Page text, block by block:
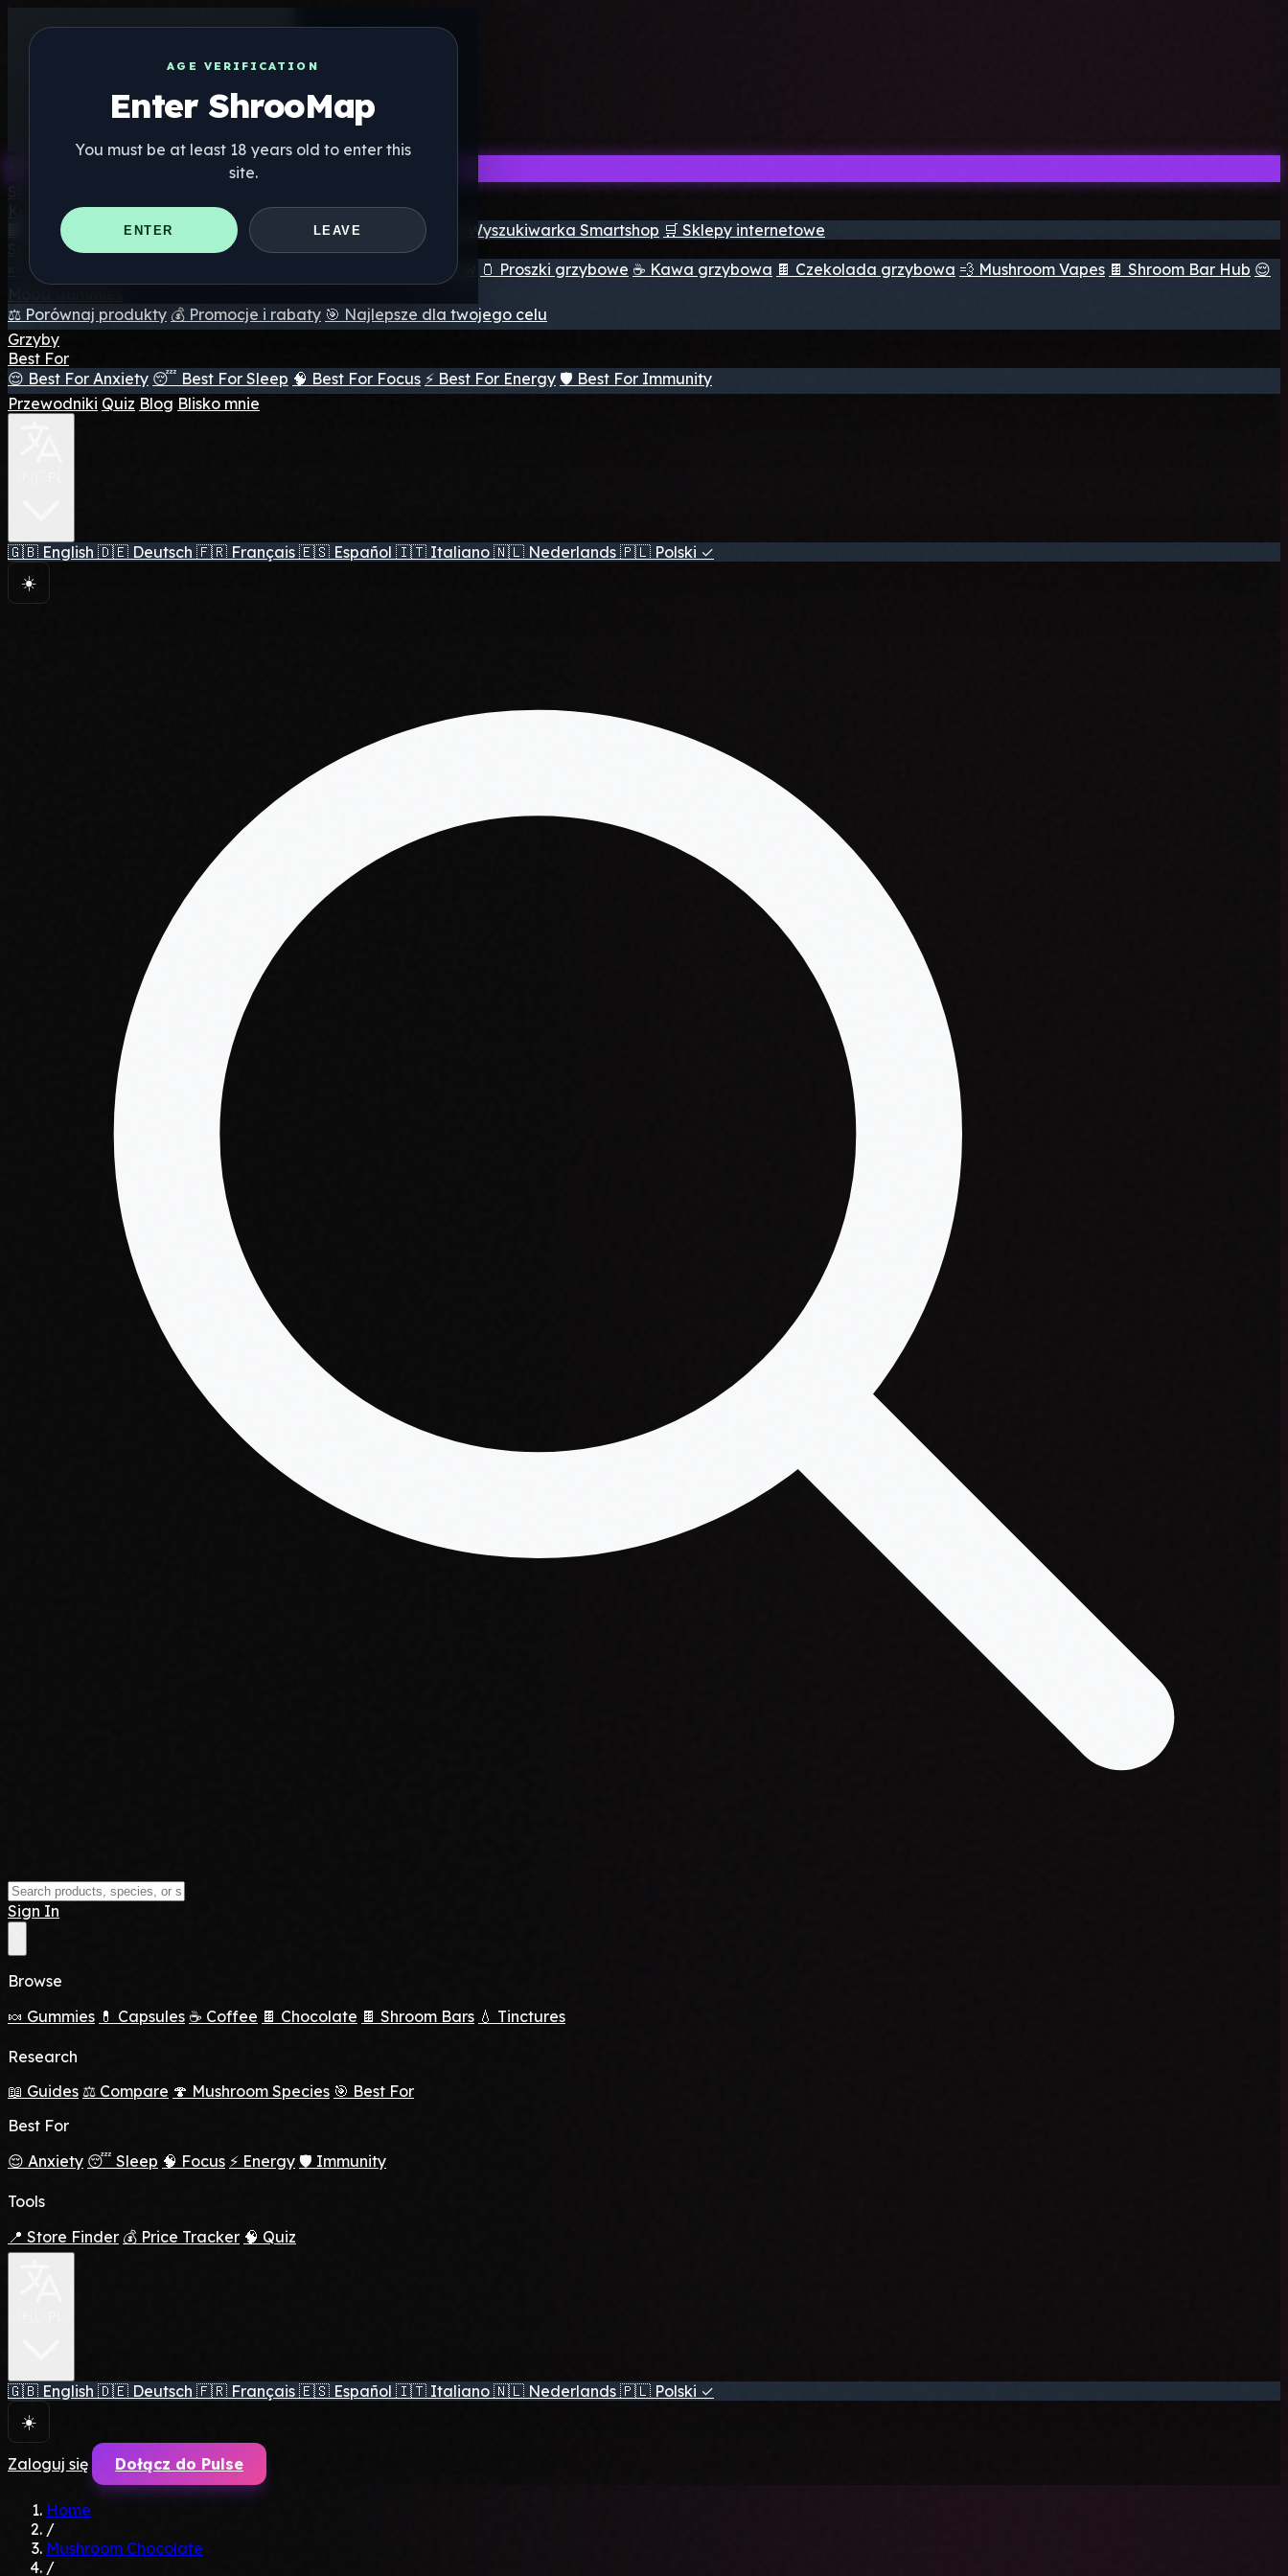
AGE VERIFICATION
Enter ShrooMap
You must be at least 18 years old to enter this
site.
ENTER LEAVE
Katalog
🏢 Katalog marek 📍 Wyszukiwarka sklepów internetowych 🔮 Wyszukiwarka Smartshop 🛒 Sklepy internetowe
Suplementy
🍬 Żelki grzybowe
💧 Nalewki z grzybów 🫙 Proszki grzybowe ☕ Kawa grzybowa 🍫 Czekolada grzybowa 💨 Mushroom Vapes 🍫 Shroom Bar Hub 😌
⚖️ Porównaj produkty 💰 Promocje i rabaty 🎯 Najlepsze dla twojego celu
Grzyby
Best For
😌 Best For Anxiety 😴 Best For Sleep 🧠 Best For Focus ⚡ Best For Energy 🛡️ Best For Immunity
Przewodniki Quiz Blog Blisko mnie
🇬🇧 English 🇩🇪 Deutsch 🇫🇷 Français 🇪🇸 Español 🇮🇹 Italiano 🇳🇱 Nederlands 🇵🇱 Polski ✓
☀️
Sign In
Browse
🍬 Gummies 💊 Capsules ☕ Coffee 🍫 Chocolate 🍫 Shroom Bars 💧 Tinctures
Research
📖 Guides ⚖️ Compare 🍄 Mushroom Species 🎯 Best For
Best For
😌 Anxiety 😴 Sleep 🧠 Focus ⚡ Energy 🛡️ Immunity
Tools
📍 Store Finder 💰 Price Tracker 🧠 Quiz
🇬🇧 English 🇩🇪 Deutsch 🇫🇷 Français 🇪🇸 Español 🇮🇹 Italiano 🇳🇱 Nederlands 🇵🇱 Polski ✓
☀️
Zaloguj się Dołącz do Pulse
Home
/
Mushroom Chocolate
/